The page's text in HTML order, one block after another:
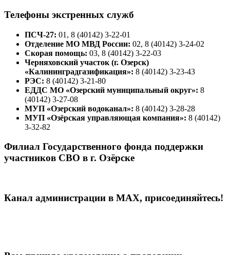
Телефоны экстренных служб
ПСЧ-27: 01, 8 (40142) 3-22-01
Отделение МО МВД России: 02, 8 (40142) 3-24-02
Скорая помощь: 03, 8 (40142) 3-22-03
Черняховский участок (г. Озерск)
«Калининградгазификация»: 8 (40142) 3-23-43
РЭС: 8 (40142) 3-21-80
ЕДДС МО «Озерский муниципальный округ»: 8
(40142) 3-27-08
МУП «Озерский водоканал»: 8 (40142) 3-28-28
МУП «Озёрская управляющая компания»: 8 (40142)
3-32-82
Филиал Государственного фонда поддержки
участников СВО в г. Озёрске
Канал администрации в МАХ, присоединяйтесь!